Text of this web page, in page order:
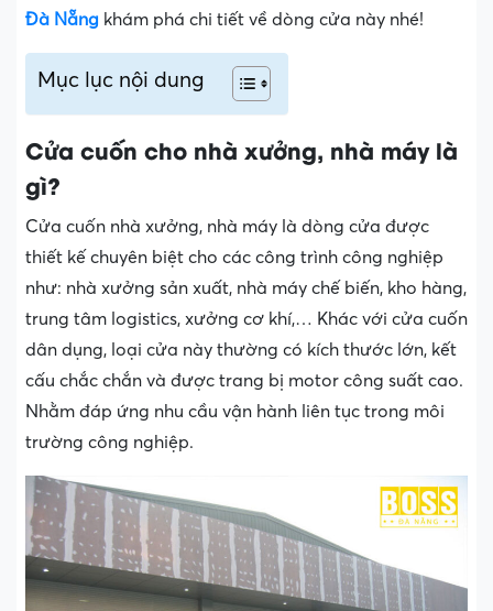
Đà Nẵng khám phá chi tiết về dòng cửa này nhé!
Mục lục nội dung
Cửa cuốn cho nhà xưởng, nhà máy là
gì?
Cửa cuốn nhà xưởng, nhà máy là dòng cửa được
thiết kế chuyên biệt cho các công trình công nghiệp
như: nhà xưởng sản xuất, nhà máy chế biến, kho hàng,
trung tâm logistics, xưởng cơ khí,… Khác với cửa cuốn
dân dụng, loại cửa này thường có kích thước lớn, kết
cấu chắc chắn và được trang bị motor công suất cao.
Nhằm đáp ứng nhu cầu vận hành liên tục trong môi
trường công nghiệp.